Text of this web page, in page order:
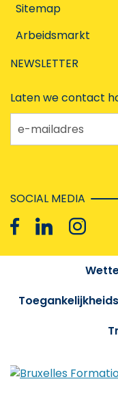
Sitemap
Arbeidsmarkt
NEWSLETTER
Laten we contact
e-mailadres
SOCIAL MEDIA